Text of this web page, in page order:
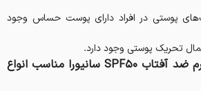
پوستی در افراد دارای پوست حساس وجود
تحریک پوستی وجود دارد.
شرایط نگهداری از کرم ضد آفتاب SPF50 سانیورا مناسب انواع